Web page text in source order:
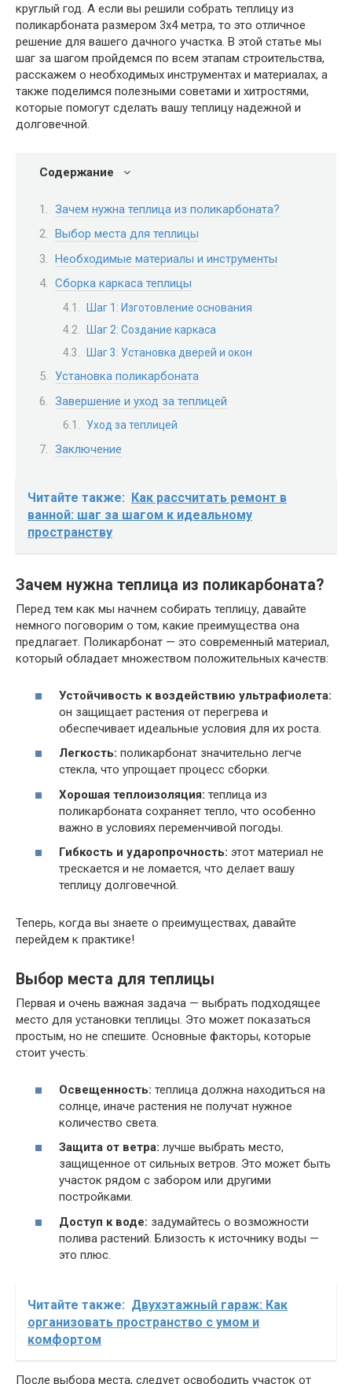
круглый год. А если вы решили собрать теплицу из
поликарбоната размером 3х4 метра, то это отличное
решение для вашего дачного участка. В этой статье мы
шаг за шагом пройдемся по всем этапам строительства,
расскажем о необходимых инструментах и материалах, а
также поделимся полезными советами и хитростями,
которые помогут сделать вашу теплицу надежной и
долговечной.
Содержание
Зачем нужна теплица из поликарбоната?
Выбор места для теплицы
Необходимые материалы и инструменты
Сборка каркаса теплицы
Шаг 1: Изготовление основания
Шаг 2: Создание каркаса
Шаг 3: Установка дверей и окон
Установка поликарбоната
Завершение и уход за теплицей
Уход за теплицей
Заключение
Читайте также:
Как рассчитать ремонт в
ванной: шаг за шагом к идеальному
пространству
Зачем нужна теплица из поликарбоната?
Перед тем как мы начнем собирать теплицу, давайте
немного поговорим о том, какие преимущества она
предлагает. Поликарбонат — это современный материал,
который обладает множеством положительных качеств:
Устойчивость к воздействию ультрафиолета:
он защищает растения от перегрева и
обеспечивает идеальные условия для их роста.
Легкость: поликарбонат значительно легче
стекла, что упрощает процесс сборки.
Хорошая теплоизоляция: теплица из
поликарбоната сохраняет тепло, что особенно
важно в условиях переменчивой погоды.
Гибкость и ударопрочность: этот материал не
трескается и не ломается, что делает вашу
теплицу долговечной.
Теперь, когда вы знаете о преимуществах, давайте
перейдем к практике!
Выбор места для теплицы
Первая и очень важная задача — выбрать подходящее
место для установки теплицы. Это может показаться
простым, но не спешите. Основные факторы, которые
стоит учесть:
Освещенность: теплица должна находиться на
солнце, иначе растения не получат нужное
количество света.
Защита от ветра: лучше выбрать место,
защищенное от сильных ветров. Это может быть
участок рядом с забором или другими
постройками.
Доступ к воде: задумайтесь о возможности
полива растений. Близость к источнику воды —
это плюс.
Читайте также: Двухэтажный гараж: Как
организовать пространство с умом и
комфортом
После выбора места, следует освободить участок от